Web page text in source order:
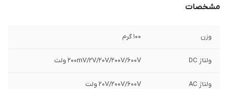
مشخصات
وزن 100 گرم
ولتاژ DC 200mV/2V/20V/200V/600V ولت
ولتاژ AC 20V/200V/600V ولت